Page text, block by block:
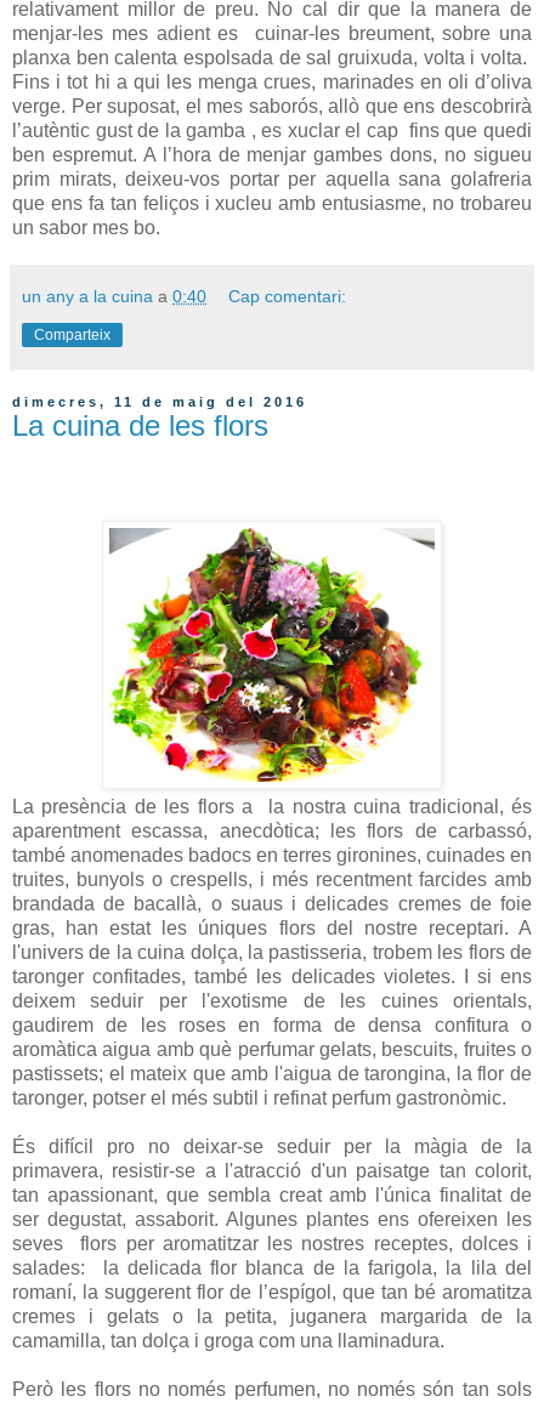
relativament millor de preu. No cal dir que la manera de
menjar-les mes adient es
cuinar-les breument, sobre una
planxa ben calenta espolsada de sal gruixuda, volta i volta.
Fins i tot hi a qui les menga crues, marinades en oli d’oliva
verge. Per suposat, el mes saborós, allò que ens descobrirà
l’autèntic gust de la gamba , es xuclar el cap fins que quedi
ben espremut. A l’hora de menjar gambes dons, no sigueu
prim mirats, deixeu-vos portar per aquella sana golafreria
que ens fa tan feliços i xucleu amb entusiasme, no trobareu
un sabor mes bo.
un any a la cuina a 0:40 Cap comentari:
Comparteix
dimecres, 11 de maig del 2016
La cuina de les flors
La presència de les flors a la nostra cuina tradicional, és
aparentment escassa, anecdòtica; les flors de carbassó,
també anomenades badocs en terres gironines, cuinades en
truites, bunyols o crespells, i més recentment farcides amb
brandada de bacallà, o suaus i delicades cremes de foie
gras, han estat les úniques flors del nostre receptari. A
l'univers de la cuina dolça, la pastisseria, trobem les flors de
taronger confitades, també les delicades violetes. I si ens
deixem seduir per l'exotisme de les cuines orientals,
gaudirem de les roses en forma de densa confitura o
aromàtica aigua amb què perfumar gelats, bescuits, fruites o
pastissets; el mateix que amb l'aigua de tarongina, la flor de
taronger, potser el més subtil i refinat perfum gastronòmic.
És difícil pro no deixar-se seduir per la màgia de la
primavera, resistir-se a l'atracció d'un paisatge tan colorit,
tan apassionant, que sembla creat amb l'única finalitat de
ser degustat, assaborit. Algunes plantes ens ofereixen les
seves flors per aromatitzar les nostres receptes, dolces i
salades: la delicada flor blanca de la farigola, la lila del
romaní, la suggerent flor de l’espígol, que tan bé aromatitza
cremes i gelats o la petita, juganera margarida de la
camamilla, tan dolça i groga com una llaminadura.
Però les flors no només perfumen, no només són tan sols